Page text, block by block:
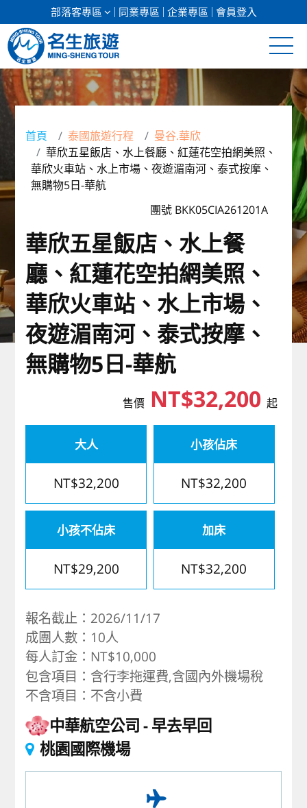
部落客專區 同業專區 企業專區 會員登入
清倉促銷
日本專館
郵輪假期
海島假期
東南亞
美加紐澳
歐洲
首頁 泰國旅遊行程
曼谷.華欣
華欣五星飯店、水上餐廳、紅蓮花空拍網美照、
華欣火車站、水上市場、夜遊湄南河、泰式按摩、
無購物5日-華航
團號 BKK05CIA261201A
華欣五星飯店、水上餐
廳、紅蓮花空拍網美照、
華欣火車站、水上市場、
夜遊湄南河、泰式按摩、
無購物5日-華航
售價NT$32,200 起
大人
NT$32,200
小孩佔床
NT$32,200
小孩不佔床
NT$29,200
加床
NT$32,200
報名截止：2026/11/17
成團人數：10人
每人訂金：NT$10,000
包含項目：含行李拖運費,含國內外機場稅
不含項目：不含小費
中華航空公司
早去早回
桃園國際機場